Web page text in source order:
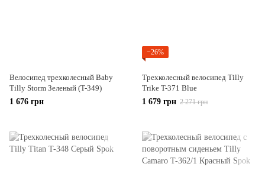
Велосипед трехколесный Baby
Tilly Storm Зеленый (T-349)
1 676 грн
−26%
Трехколесный велосипед Tilly
Trike T-371 Blue
1 679 грн 2 271 грн